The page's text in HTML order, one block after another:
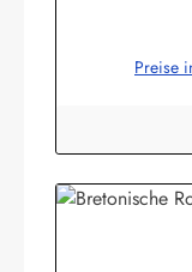
Preise